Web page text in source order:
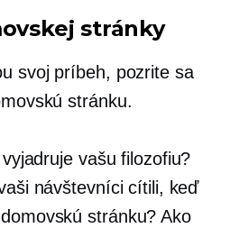
stránky
svoj príbeh, pozrite sa
stránku.
vašu filozofiu?
návštevníci cítili, keď
stránku? Ako